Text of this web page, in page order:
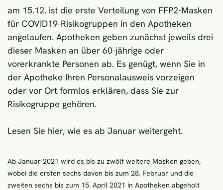
am 15.12. ist die erste Verteilung von FFP2-Masken
für COVID19-Risikogruppen in den Apotheken
angelaufen. Apotheken geben zunächst jeweils drei
dieser Masken an über 60-jährige oder
vorerkrankte Personen ab. Es genügt, wenn Sie in
der Apotheke Ihren Personalausweis vorzeigen
oder vor Ort formlos erklären, dass Sie zur
Risikogruppe gehören.
Lesen Sie hier, wie es ab Januar weitergeht.
Ab Januar 2021 wird es bis zu zwölf weitere Masken geben,
wobei die ersten sechs davon bis zum 28. Februar und die
zweiten sechs bis zum 15. April 2021 in Apotheken abgeholt